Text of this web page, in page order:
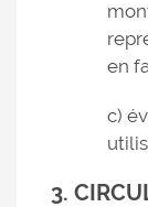
en
c)
3.